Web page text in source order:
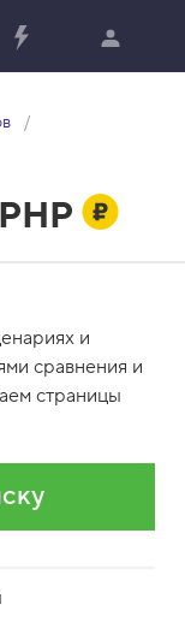
и
сравнения и
страницы